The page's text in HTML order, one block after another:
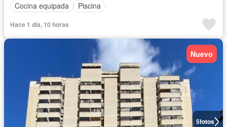
Cocina equipada
Piscina
Hace 1 día, 10 horas
5fotos
Nuevo